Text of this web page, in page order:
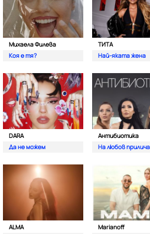
Михаела Филева
Коя е тя?
ТИТА
Най-яката жена
DARA
Да не можем
Антибиотика
На любов прилича
ALMA
Marianoff